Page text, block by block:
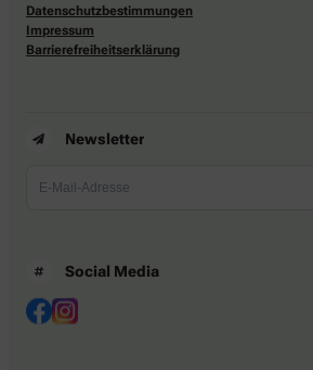
Datenschutzbestimmungen
Impressum
Barrierefreiheitserklärung
Newsletter
Social Media